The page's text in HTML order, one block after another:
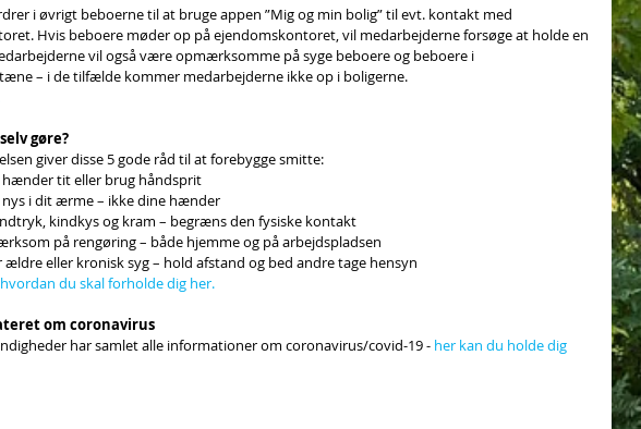
i øvrigt beboerne til at bruge appen ”Mig og min bolig” til evt. kontakt med
Hvis beboere møder op på ejendomskontoret, vil medarbejderne forsøge at holde en
vil også være opmærksomme på syge beboere og beboere i
– i de tilfælde kommer medarbejderne ikke op i boligerne.
gøre?
giver disse 5 gode råd til at forebygge smitte:
hænder tit eller brug håndsprit
nys i dit ærme – ikke dine hænder
kindkys og kram – begræns den fysiske kontakt
på rengøring – både hjemme og på arbejdspladsen
ældre eller kronisk syg – hold afstand og bed andre tage hensyn
du skal forholde dig her.
om coronavirus
har samlet alle informationer om coronavirus/covid-19 - her kan du holde dig